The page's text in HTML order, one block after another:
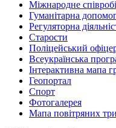
Міжнародне
Гуманітарна
Регуляторна
Старости
Поліцейський
Всеукраїнська
Інтерактивна мапа
Геопортал
Спорт
Фотогалерея
Мапа повітряних